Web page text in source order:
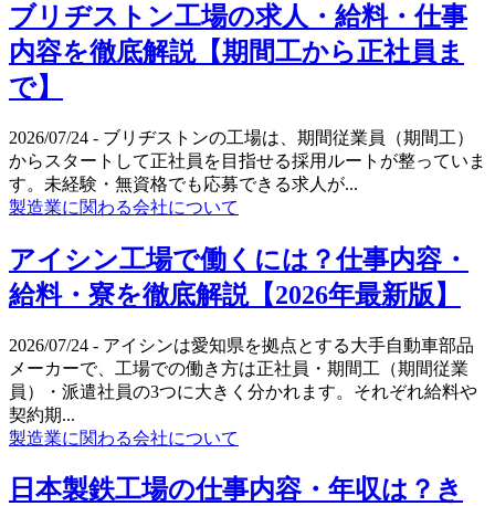
ブリヂストン工場の求人・給料・仕事
内容を徹底解説【期間工から正社員ま
で】
2026/07/24 - ブリヂストンの工場は、期間従業員（期間工）
からスタートして正社員を目指せる採用ルートが整っていま
す。未経験・無資格でも応募できる求人が...
製造業に関わる会社について
アイシン工場で働くには？仕事内容・
給料・寮を徹底解説【2026年最新版】
2026/07/24 - アイシンは愛知県を拠点とする大手自動車部品
メーカーで、工場での働き方は正社員・期間工（期間従業
員）・派遣社員の3つに大きく分かれます。それぞれ給料や
契約期...
製造業に関わる会社について
日本製鉄工場の仕事内容・年収は？き